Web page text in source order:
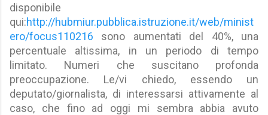
disponibile
qui:http://hubmiur.pubblica.istruzione.it/web/minist
ero/focus110216 sono aumentati del 40%, una
percentuale altissima, in un periodo di tempo
limitato. Numeri che suscitano profonda
preoccupazione. Le/vi chiedo, essendo un
deputato/giornalista, di interessarsi attivamente al
caso, che fino ad oggi mi sembra abbia avuto